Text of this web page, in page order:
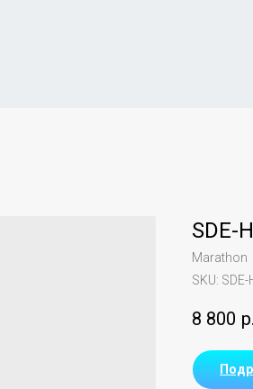
SDE-
Marathon
SKU: SDE-
8 800 р.